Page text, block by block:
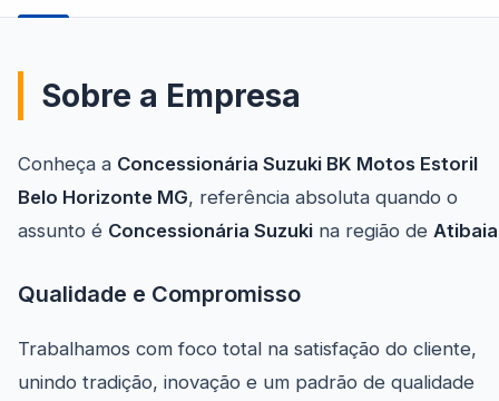
Sobre a Empresa
Conheça a Concessionária Suzuki BK Motos Estoril
Belo Horizonte MG, referência absoluta quando o
assunto é Concessionária Suzuki na região de Atibaia
Qualidade e Compromisso
Trabalhamos com foco total na satisfação do cliente,
unindo tradição, inovação e um padrão de qualidade